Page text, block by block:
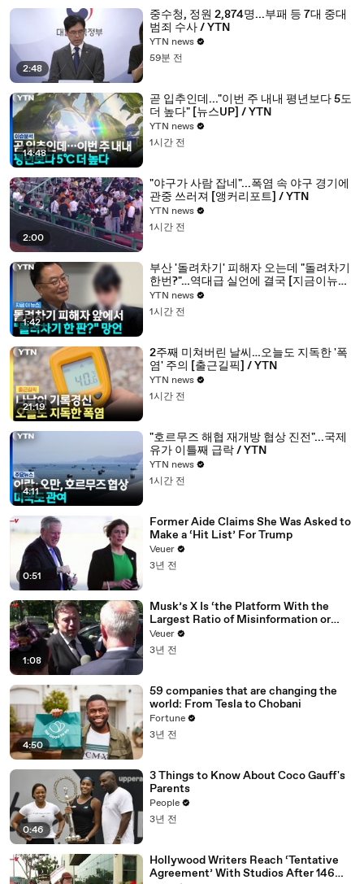
2:48
중수청, 정원 2,874명...부패 등 7대 중대
범죄 수사 / YTN
YTN news
59분 전
14:48
곧 입추인데..."이번 주 내내 평년보다 5도
더 높다" [뉴스UP] / YTN
YTN news
1시간 전
2:00
"야구가 사람 잡네"...폭염 속 야구 경기에
관중 쓰러져 [앵커리포트] / YTN
YTN news
1시간 전
1:42
부산 '돌려차기' 피해자 오는데 "돌려차기
한번?"…역대급 실언에 결국 [지금이뉴스]
/ YTN
YTN news
1시간 전
21:19
2주째 미쳐버린 날씨…오늘도 지독한 '폭
염' 주의 [출근길픽] / YTN
YTN news
1시간 전
4:11
"호르무즈 해협 재개방 협상 진전"...국제
유가 이틀째 급락 / YTN
YTN news
1시간 전
0:51
Former Aide Claims She Was Asked to
Make a ‘Hit List’ For Trump
Veuer
3년 전
1:08
Musk’s X Is ‘the Platform With the
Largest Ratio of Misinformation or
Disinformation’ Amongst All Social
Media Platforms
Veuer
3년 전
4:50
59 companies that are changing the
world: From Tesla to Chobani
Fortune
3년 전
0:46
3 Things to Know About Coco Gauff's
Parents
People
3년 전
Hollywood Writers Reach ‘Tentative
Agreement’ With Studios After 146